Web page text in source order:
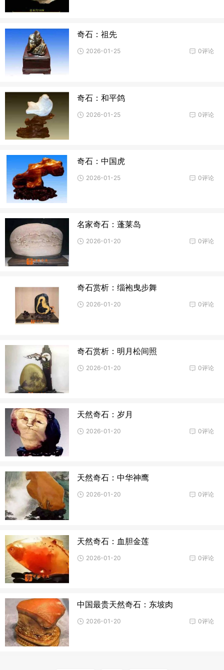
奇石：祖先
0评论
2026-01-25
奇石：和平鸽
0评论
2026-01-25
奇石：中国虎
0评论
2026-01-25
名家奇石：蓬莱岛
0评论
2026-01-20
奇石赏析：缁袍曳步舞
0评论
2026-01-20
奇石赏析：明月松间照
0评论
2026-01-20
天然奇石：岁月
0评论
2026-01-20
天然奇石：中华神鹰
0评论
2026-01-20
天然奇石：血胆金莲
0评论
2026-01-20
中国最贵天然奇石：东坡肉
0评论
2026-01-20